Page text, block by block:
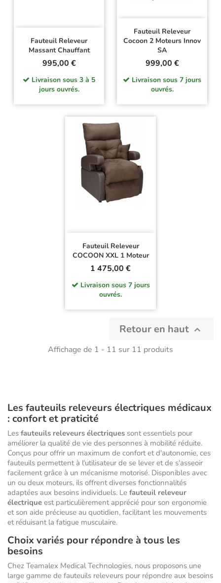
Fauteuil Releveur
Massant Chauffant
Prix
995,00 €
Livraison sous 3 à 5
jours ouvrés.
Fauteuil Releveur
Cocoon 2 Moteurs Innov
SA
Prix
999,00 €
Livraison sous 7 jours
ouvrés.
Fauteuil Releveur
COCOON XXL 1 Moteur
Prix
1 475,00 €
Livraison sous 7 jours
ouvrés.
Retour en haut 
Affichage de 1 - 11 sur 11 produits
Les fauteuils releveurs électriques médicaux
: confort et praticité
Les fauteuils releveurs électriques sont essentiels pour
améliorer la qualité de vie des personnes à mobilité réduite.
Conçus pour offrir un maximum de confort et d'autonomie, ces
fauteuils permettent à l'utilisateur de se lever et de s'asseoir
facilement grâce à un mécanisme motorisé. Disponibles avec
un ou deux moteurs, ils offrent diverses fonctionnalités
adaptées aux besoins individuels. Le fauteuil releveur
électrique est particulièrement apprécié pour son ergonomie
et son aide précieuse au quotidien, facilitant les mouvements
et réduisant la fatigue musculaire.
Choix variés pour répondre à tous les
besoins
Chez Teamalex Medical Technologies, nous proposons une
large gamme de fauteuils releveurs pour répondre aux besoins